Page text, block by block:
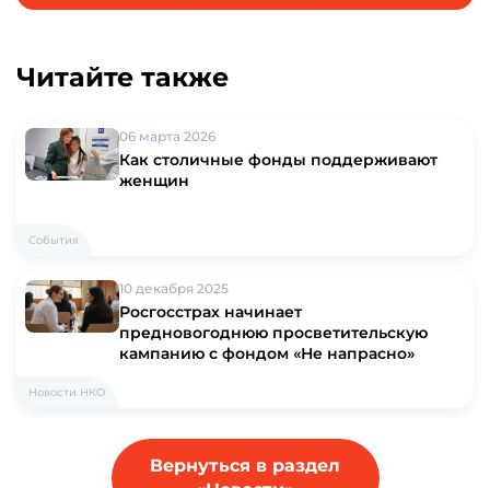
Читайте также
События
06 марта 2026
Как столичные фонды поддерживают
женщин
Новости НКО
10 декабря 2025
Росгосстрах начинает
предновогоднюю просветительскую
кампанию с фондом «Не напрасно»
Вернуться в раздел